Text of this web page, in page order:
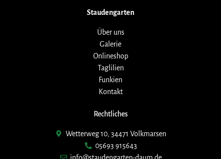
Staudengarten
Über uns
Galerie
Onlineshop
Taglilien
Funkien
Kontakt
Rechtliches
Wetterweg 10, 34471 Volkmarsen
05693 915643